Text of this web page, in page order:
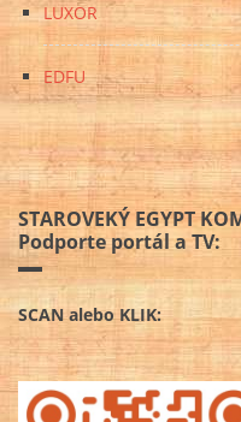
LUXOR
EDFU
STAROVEKÝ EGYPT
Podporte portál a TV:
SCAN alebo KLIK: